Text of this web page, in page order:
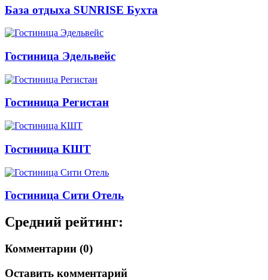
База отдыха SUNRISE Бухта
Гостиница Эдельвейс
Гостиница Регистан
Гостиница КШТ
Гостиница Сити Отель
Средний рейтинг:
Комментарии (0)
Оставить комментарий